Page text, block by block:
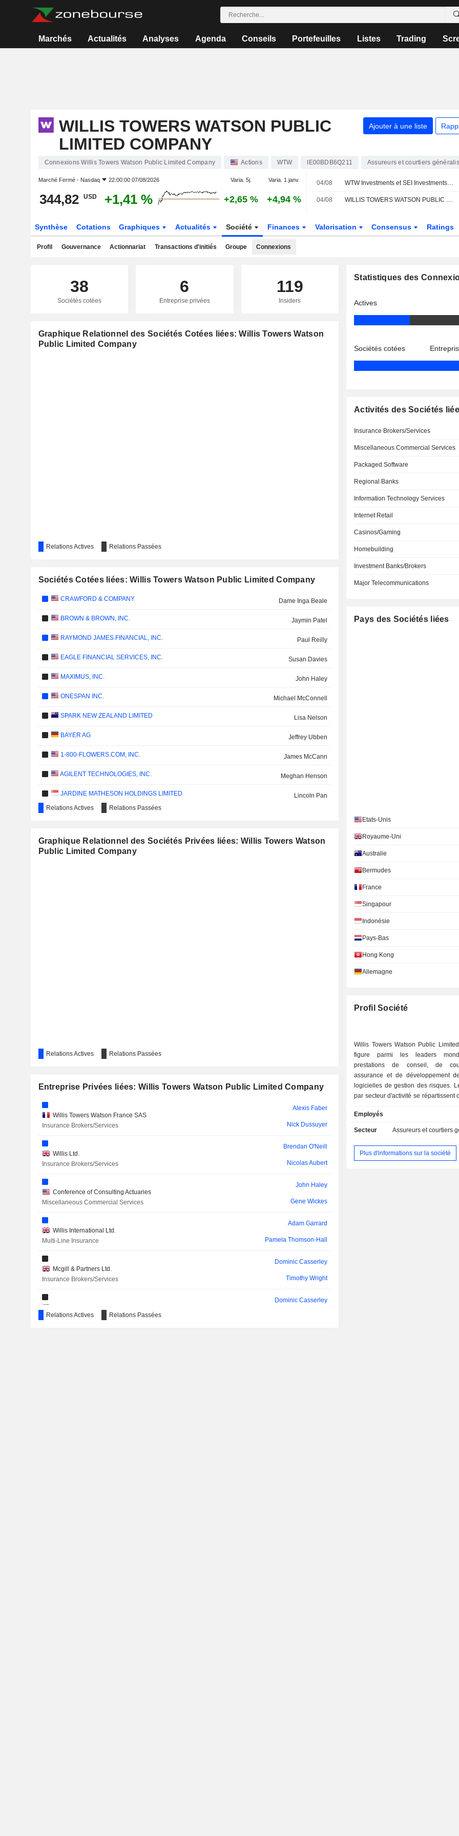
Marchés Actualités Analyses Agenda Conseils Portefeuilles Listes Trading
WILLIS TOWERS WATSON PUBLIC
LIMITED COMPANY
Ajouter à une liste
Connexions Willis Towers Watson Public Limited Company Actions WTW IE00BDB6Q211 Assureurs et courtiers
Marché Fermé - Nasdaq 22:00:00 07/08/2026 Varia. 5j. Varia. 1 janv.
344,82 USD +1,41 % +2,65 % +4,94 %
04/08 WTW Investments et SEI Investments Company s'associent pour élargir les solutions de marchés privés destinées aux plans de retraite à cotisations définies
04/08 WILLIS TOWERS WATSON PUBLIC LIMITED COMPANY : Keefe Bruyette & Woods toujours à l'achat
Synthèse Cotations Graphiques Actualités Société Finances Valorisation Consensus Ratings
Profil Gouvernance Actionnariat Transactions d'initiés Groupe Connexions
38
Sociétés cotées
6
Entreprise privées
119
Insiders
Graphique Relationnel des Sociétés Cotées liées: Willis Towers Watson
Public Limited Company
Relations Actives Relations Passées
Sociétés Cotées liées: Willis Towers Watson Public Limited Company
CRAWFORD & COMPANY Dame Inga Beale
BROWN & BROWN, INC. Jaymin Patel
RAYMOND JAMES FINANCIAL, INC. Paul Reilly
EAGLE FINANCIAL SERVICES, INC. Susan Davies
MAXIMUS, INC. John Haley
ONESPAN INC. Michael McConnell
SPARK NEW ZEALAND LIMITED Lisa Nelson
BAYER AG Jeffrey Ubben
1-800-FLOWERS.COM, INC. James McCann
AGILENT TECHNOLOGIES, INC. Meghan Henson
JARDINE MATHESON HOLDINGS LIMITED Lincoln Pan
STANDARD CHARTERED PLC
HONGKONG LAND HOLDINGS LIMITED
BALLY'S CORPORATION Jaymin Patel
Meghan Henson
BEONIC LIMITED Michael McConnell
James McCann
CHEWY, INC. Kristine Dickson
Anna Catalano
FRONTDOOR, INC. Anna Catalano
Michael McConnell
DIME COMMERCIAL BANCSHARES, INC. Rosemarie Chen
Victor Ganzi
ALIGHT, INC. Robert Lopes
HF SINCLAIR CORPORATION
Relations Actives Relations Passées
Graphique Relationnel des Sociétés Privées liées: Willis Towers Watson
Public Limited Company
Relations Actives Relations Passées
Entreprise Privées liées: Willis Towers Watson Public Limited Company
Willis Towers Watson France SAS
Insurance Brokers/Services
Alexis Faber
Nick Dussuyer
Willis Ltd.
Insurance Brokers/Services
Brendan O'Neill
Nicolas Aubert
Conference of Consulting Actuaries
Miscellaneous Commercial Services
John Haley
Gene Wickes
Willis International Ltd.
Multi-Line Insurance
Adam Garrard
Pamela Thomson-Hall
Mcgill & Partners Ltd.
Insurance Brokers/Services
Dominic Casserley
Timothy Wright
Financial Conglomerates
Dominic Casserley
Relations Actives Relations Passées
Statistiques des
Actives
Sociétés cotées
Activités des Sociétés
Insurance Brokers/Services
Miscellaneous Commercial Services
Packaged Software
Regional Banks
Information Technology Services
Internet Retail
Casinos/Gaming
Homebuilding
Investment Banks/Brokers
Major Telecommunications
Pays des Sociétés liées
Etats-Unis
Royaume-Uni
Australie
Bermudes
France
Singapour
Indonésie
Pays-Bas
Hong Kong
Allemagne
Profil Société
Willis Towers Watson Public
figure parmi les leaders
prestations de conseil, de
assurance et de développement
logicielles de gestion des risques.
par secteur d'activité se répartissent
gestion des talents et finances
gestion des risques et assurance
revenus est la suivante : Irlande
Unis (51,6%), Royaume-Uni
Employés
Secteur Assureurs et courtiers
Plus d'informations sur la société